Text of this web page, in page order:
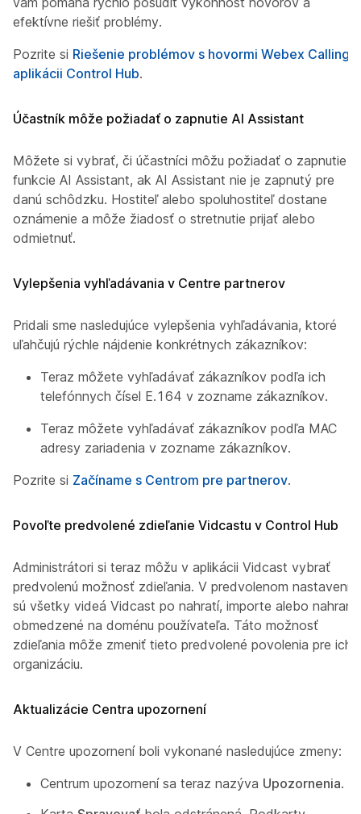
efektívne riešiť problémy.
Pozrite si Riešenie problémov s hovormi Webex Calling v
aplikácii Control Hub.
Účastník môže požiadať o zapnutie AI Assistant
Môžete si vybrať, či účastníci môžu požiadať o zapnutie
funkcie AI Assistant, ak AI Assistant nie je zapnutý pre
danú schôdzku. Hostiteľ alebo spoluhostiteľ dostane
oznámenie a môže žiadosť o stretnutie prijať alebo
odmietnuť.
Vylepšenia vyhľadávania v Centre partnerov
Pridali sme nasledujúce vylepšenia vyhľadávania, ktoré
uľahčujú rýchle nájdenie konkrétnych zákazníkov:
Teraz môžete vyhľadávať zákazníkov podľa ich
telefónnych čísel E.164 v zozname zákazníkov.
Teraz môžete vyhľadávať zákazníkov podľa MAC
adresy zariadenia v zozname zákazníkov.
Pozrite si Začíname s Centrom pre partnerov.
Povoľte predvolené zdieľanie Vidcastu v Control Hub
Administrátori si teraz môžu v aplikácii Vidcast vybrať
predvolenú možnosť zdieľania. V predvolenom nastavení
sú všetky videá Vidcast po nahratí, importe alebo nahraní
obmedzené na doménu používateľa. Táto možnosť
zdieľania môže zmeniť tieto predvolené povolenia pre ich
organizáciu.
Aktualizácie Centra upozornení
V Centre upozornení boli vykonané nasledujúce zmeny:
Centrum upozornení sa teraz nazýva Upozornenia.